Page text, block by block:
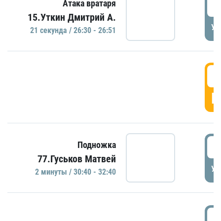
Атака вратаря
15.Уткин Дмитрий А.
21 секундa / 26:30 - 26:51
Подножка
77.Гуськов Матвей
2 минуты / 30:40 - 32:40